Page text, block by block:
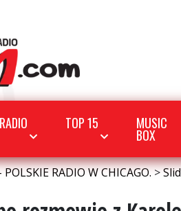
RADIO TOP 15 MUSIC
BOX
RADIO W CHICAGO.>